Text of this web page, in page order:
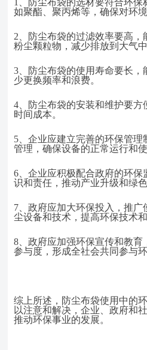
1、 防尘布袋的选材要符合环保
如聚酯、聚丙烯等，确保对环
2、 防尘布袋的过滤效率要高
粉尘颗粒物，减少排放到大气
3、 防尘布袋的使用寿命要长
少更换频率和浪费。
4、 防尘布袋的安装和维护要
时间成本。
5、企业应建立完善的环保管理
管理，确保设备的正常运行和使
6、企业应积极配合政府的环
识和责任，推动产业升级和绿色
7、政府应加大环保投入，推广
尘设备和技术，提高环保技术
8、政府应加强环保宣传和教育
参与度，形成全社会共同参与
综上所述，防尘布袋使用中的
以注意和解决，企业、政府和
推动环保事业的发展。